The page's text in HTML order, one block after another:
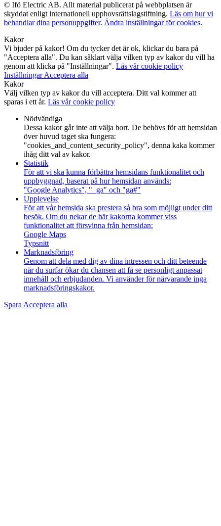
© Ifö Electric AB. Allt material publicerat på webbplatsen är
skyddat enligt internationell upphovsrättslagstiftning. Läs om hur vi
behandlar dina personuppgifter. Ändra inställningar för cookies.
Kakor
Vi bjuder på kakor! Om du tycker det är ok, klickar du bara på
"Acceptera alla". Du kan såklart välja vilken typ av kakor du vill ha
genom att klicka på "Inställningar". Läs vår cookie policy
InställningarAcceptera alla
Kakor
Välj vilken typ av kakor du vill acceptera. Ditt val kommer att
sparas i ett år. Läs vår cookie policy
Nödvändiga
Dessa kakor går inte att välja bort. De behövs för att hemsidan
över huvud taget ska fungera:
"cookies_and_content_security_policy", denna kaka kommer
ihåg ditt val av kakor.
Statistik
För att vi ska kunna förbättra hemsidans funktionalitet och
uppbyggnad, baserat på hur hemsidan används:
"Google Analytics", "_ga" och "ga#"
Upplevelse
För att vår hemsida ska prestera så bra som möjligt under ditt
besök. Om du nekar de här kakorna kommer viss
funktionalitet att försvinna från hemsidan:
Google Maps
Typsnitt
Marknadsföring
Genom att dela med dig av dina intressen och ditt beteende
när du surfar ökar du chansen att få se personligt anpassat
innehåll och erbjudanden. Vi använder för närvarande inga
marknadsföringskakor.
Spara Acceptera alla